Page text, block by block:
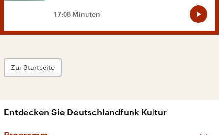
17:08 Minuten
Zur Startseite
Entdecken Sie Deutschlandfunk Kultur